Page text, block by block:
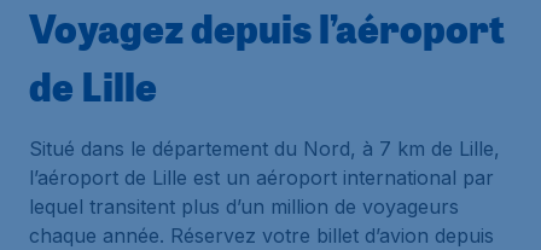
Voyagez depuis l’aéroport
de Lille
Situé dans le département du Nord, à 7 km de Lille,
l’aéroport de Lille est un aéroport international par
lequel transitent plus d’un million de voyageurs
chaque année. Réservez votre billet d’avion depuis